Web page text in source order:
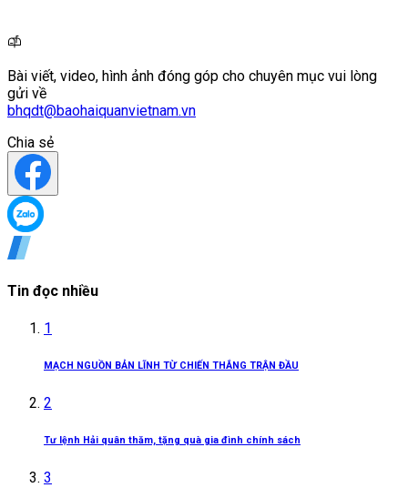
Bài viết, video, hình ảnh đóng góp cho chuyên mục vui lòng
gửi về
bhqdt@baohaiquanvietnam.vn
Chia sẻ
Tin đọc nhiều
1
MẠCH NGUỒN BẢN LĨNH TỪ CHIẾN THẮNG TRẬN ĐẦU
2
Tư lệnh Hải quân thăm, tặng quà gia đình chính sách
3